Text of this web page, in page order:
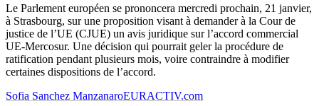
Le Parlement européen se prononcera mercredi prochain, 21 janvier,
à Strasbourg, sur une proposition visant à demander à la Cour de
justice de l’UE (CJUE) un avis juridique sur l’accord commercial
UE-Mercosur. Une décision qui pourrait geler la procédure de
ratification pendant plusieurs mois, voire contraindre à modifier
certaines dispositions de l’accord.
Sofia Sanchez ManzanaroEURACTIV.com